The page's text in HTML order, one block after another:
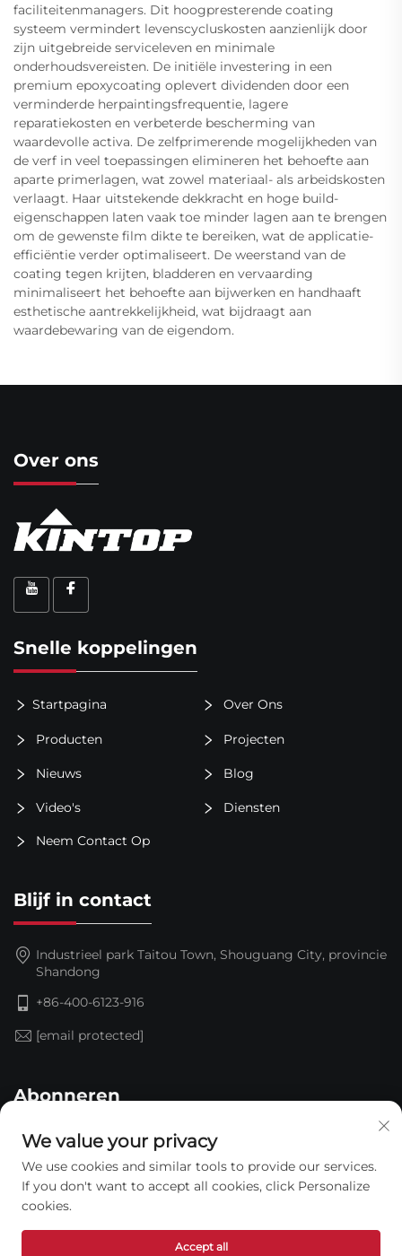
faciliteitenmanagers. Dit hoogpresterende coating
systeem vermindert levenscycluskosten aanzienlijk door
zijn uitgebreide serviceleven en minimale
onderhoudsvereisten. De initiële investering in een
premium epoxycoating oplevert dividenden door een
verminderde herpaintingsfrequentie, lagere
reparatiekosten en verbeterde bescherming van
waardevolle activa. De zelfprimerende mogelijkheden van
de verf in veel toepassingen elimineren het behoefte aan
aparte primerlagen, wat zowel materiaal- als arbeidskosten
verlaagt. Haar uitstekende dekkracht en hoge build-
eigenschappen laten vaak toe minder lagen aan te brengen
om de gewenste film dikte te bereiken, wat de applicatie-
efficiëntie verder optimaliseert. De weerstand van de
coating tegen krijten, bladderen en vervaarding
minimaliseert het behoefte aan bijwerken en handhaaft
esthetische aantrekkelijkheid, wat bijdraagt aan
waardebewaring van de eigendom.
Over ons
Snelle koppelingen
Startpagina Over Ons
Producten Projecten
Nieuws Blog
Video's Diensten
Neem Contact Op
Blijf in contact
Industrieel park Taitou Town, Shouguang City, provincie
Shandong
+86-400-6123-916
[email protected]
Abonneren
Copyright © 2026 Shandong Jinding Waterproof
We value your privacy
We use cookies and similar tools to provide our services.
If you don't want to accept all cookies, click Personalize
cookies.
Accept all